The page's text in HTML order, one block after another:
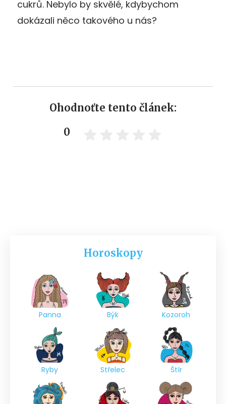
cukrů. Nebylo by skvělé, kdybychom
dokázali něco takového u nás?
Ohodnoťte tento článek:
0
Horoskopy
Panna Býk Kozoroh
Ryby Střelec Štír